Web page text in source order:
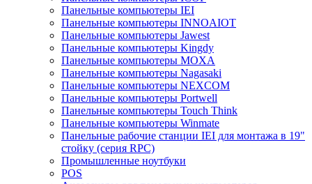
Панельные компьютеры IEI
Панельные компьютеры INNOAIOT
Панельные компьютеры Jawest
Панельные компьютеры Kingdy
Панельные компьютеры MOXA
Панельные компьютеры Nagasaki
Панельные компьютеры NEXCOM
Панельные компьютеры Portwell
Панельные компьютеры Touch Think
Панельные компьютеры Winmate
Панельные рабочие станции IEI для монтажа в 19"
стойку (серия RPC)
Промышленные ноутбуки
POS